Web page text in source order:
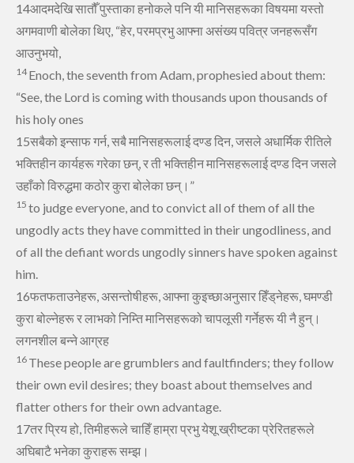
14आदमदेखि सातौँ पुस्‍ताका हनोकले पनि यी मानिसहरूका विषयमा यस्‍तो
अगमवाणी बोलेका थिए, “हेर, परमप्रभु आफ्‍ना असंख्‍य पवित्र जनहरूसँग
आउनुभयो,
14Enoch,the seventh from Adam, prophesied about them:
“See, the Lord is comingwith thousands upon thousands of
his holy ones
15सबैको इन्‍साफ गर्न, सबै मानिसहरूलाई दण्‍ड दिन, जसले अधार्मिक रीतिले
भक्तिहीन कार्यहरू गरेका छन्, र ती भक्तिहीन मानिसहरूलाई दण्‍ड दिन जसले
उहाँको विरुद्धमा कठोर कुरा बोलेका छन्‌।”
15 to judgeeveryone, and to convict all of them of all the
ungodly acts they have committed in their ungodliness, and
of all the defiant words ungodly sinners have spoken against
him.
16फतफताउनेहरू, असन्‍तोषीहरू, आफ्‍ना कुइच्‍छाअनुसार हिँड्‌नेहरू, घमण्‍डी
कुरा बोल्‍नेहरू र लाभको निम्‍ति मानिसहरूको चापलूसी गर्नेहरू यी नै हुन्‌।
लगनशील बन्‍ने आग्रह
16 These people are grumblers and faultfinders; they follow
their own evil desires; they boastabout themselves and
flatter others for their own advantage.
17तर प्रिय हो, तिमीहरूले चाहिँ हाम्रा प्रभु येशू ख्रीष्‍टका प्रेरितहरूले
अघिबाटै भनेका कुराहरू सम्‍झ।